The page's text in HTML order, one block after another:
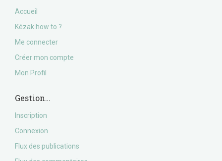
Accueil
Kézak how to ?
Me connecter
Créer mon compte
Mon Profil
Gestion…
Inscription
Connexion
Flux des publications